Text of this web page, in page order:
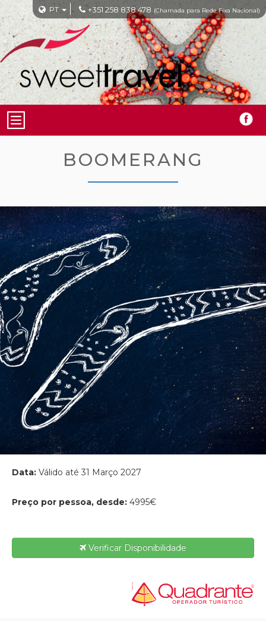
PT +351 258 838 478 (Chamada para Rede Fixa Nacional)
BOOMERANG
Data: Válido até 31 Março 2027
Preço por pessoa, desde: 4995€
Verificar Disponibilidade